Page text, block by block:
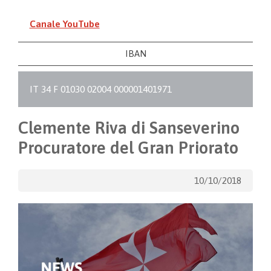
Canale YouTube
IBAN
IT 34 F 01030 02004 000001401971
Clemente Riva di Sanseverino
Procuratore del Gran Priorato
10/10/2018